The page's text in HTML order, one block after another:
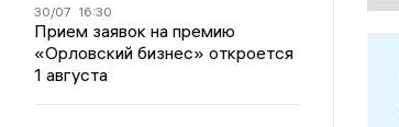
30/07 16:30
Прием заявок на премию
«Орловский бизнес» откроется
1 августа